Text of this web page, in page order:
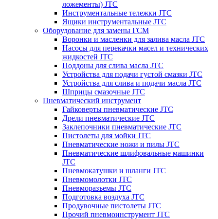
ложементы) JTC
Инструментальные тележки JTC
Ящики инструментальные JTC
Оборудование для замены ГСМ
Воронки и масленки для залива масла JTC
Насосы для перекачки масел и технических
жидкостей JTC
Поддоны для слива масла JTC
Устройства для подачи густой смазки JTC
Устройства для слива и подачи масла JTC
Шприцы смазочные JTC
Пневматический инструмент
Гайковерты пневматические JTC
Дрели пневматические JTC
Заклепочники пневматические JTC
Пистолеты для мойки JTC
Пневматические ножи и пилы JTC
Пневматические шлифовальные машинки
JTC
Пневмокатушки и шланги JTC
Пневмомолотки JTC
Пневморазъемы JTC
Подготовка воздуха JTC
Продувочные пистолеты JTC
Прочий пневмоинструмент JTC